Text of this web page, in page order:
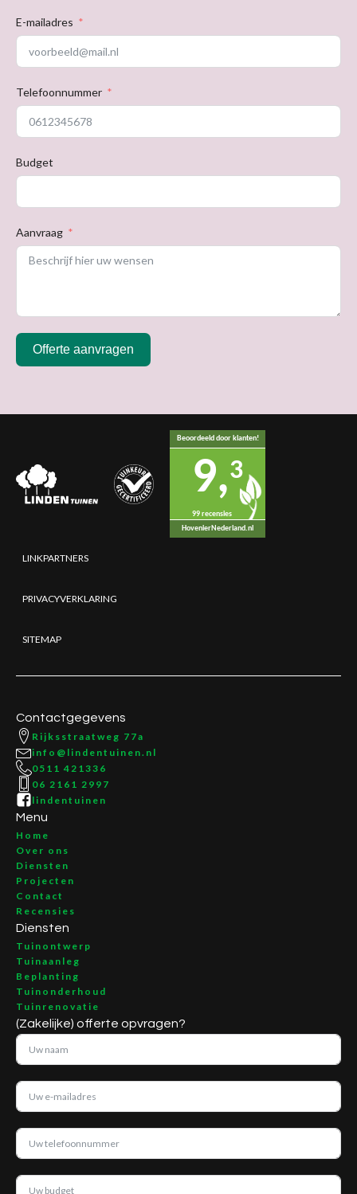
E-mailadres
Telefoonnummer
Budget
Aanvraag
Offerte aanvragen
Beoordeeld door klanten!
9,3
99 recensies
HovenierNederland.nl
LINKPARTNERS
PRIVACYVERKLARING
SITEMAP
Contactgegevens
Rijksstraatweg 77a
info@lindentuinen.nl
0511 421336
06 2161 2997
lindentuinen
Menu
Home
Over ons
Diensten
Projecten
Contact
Recensies
Diensten
Tuinontwerp
Tuinaanleg
Beplanting
Tuinonderhoud
Tuinrenovatie
(Zakelijke) offerte opvragen?